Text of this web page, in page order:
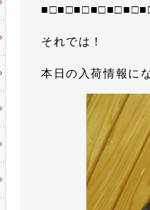
それでは！
本日の入荷情報に